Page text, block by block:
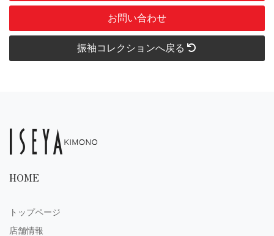
お問い合わせ
振袖コレクションへ戻る
HOME
トップページ
店舗情報